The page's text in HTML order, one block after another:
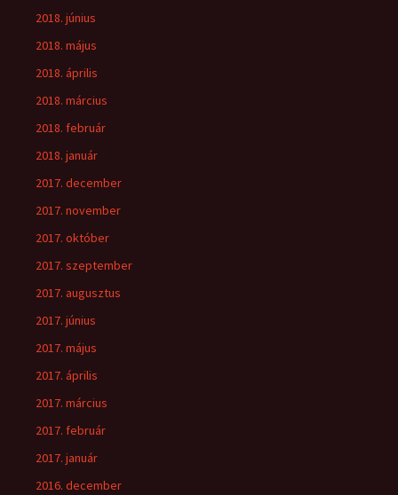
2018. június
2018. május
2018. április
2018. március
2018. február
2018. január
2017. december
2017. november
2017. október
2017. szeptember
2017. augusztus
2017. június
2017. május
2017. április
2017. március
2017. február
2017. január
2016. december